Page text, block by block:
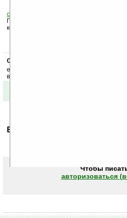
Оцените новость и оставьте свой
странице
на рассылку
Поддержите Ладошки своей
коммерческой информации, ссылками.
Скоро
ежедневный или еженедельный дайджест
ваш почтовый ящик.
Ваше мнение будет первым.
Чтобы
авторизоваться